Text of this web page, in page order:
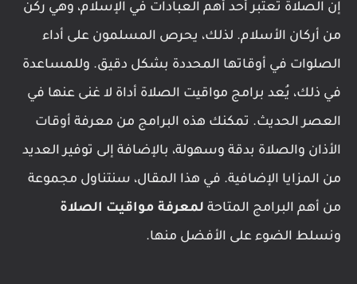
إن الصلاة تعتبر أحد أهم العبادات في الإسلام، وهي ركن
من أركان الأسلام. لذلك، يحرص المسلمون على أداء
الصلوات في أوقاتها المحددة بشكل دقيق. وللمساعدة
في ذلك، يُعد برامج مواقيت الصلاة أداة لا غنى عنها في
العصر الحديث. تمكنك هذه البرامج من معرفة أوقات
الأذان والصلاة بدقة وسهولة، بالإضافة إلى توفير العديد
من المزايا الإضافية. في هذا المقال، سنتناول مجموعة
من أهم البرامج المتاحة لمعرفة مواقيت الصلاة
ونسلط الضوء على الأفضل منها.